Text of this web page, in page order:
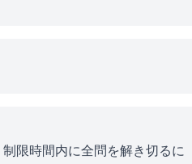
限時間内に全問を解き切るに